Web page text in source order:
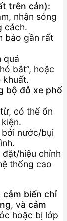
trên cản):
nhận sóng
cách.
báo gần rất
quá
bắt”, hoặc
khuất.
bộ đỗ xe phổ
có thể ổn
bởi nước/bụi
hiệu chỉnh
thống cao
cảm biến chỉ
, và cảm
hoặc bị lớp